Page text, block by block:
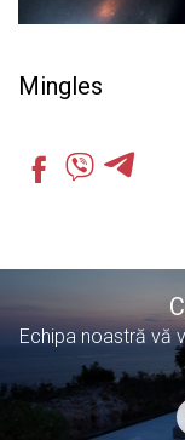
Mingles
Echipa noastră vă